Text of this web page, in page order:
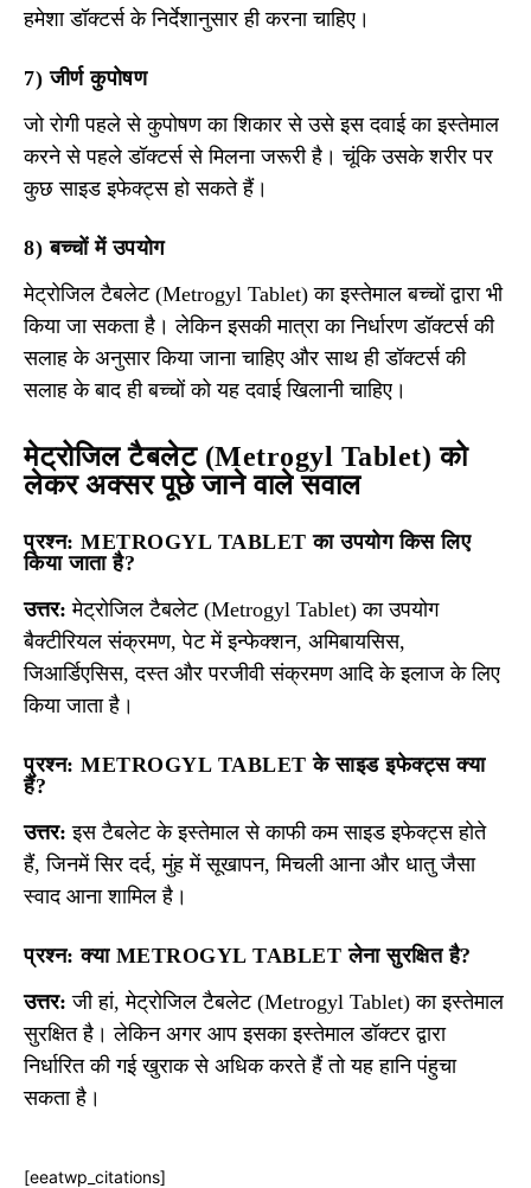
हमेशा डॉक्टर्स के निर्देशानुसार ही करना चाहिए।
7) जीर्ण कुपोषण
जो रोगी पहले से कुपोषण का शिकार से उसे इस दवाई का इस्तेमाल
करने से पहले डॉक्टर्स से मिलना जरूरी है। चूंकि उसके शरीर पर
कुछ साइड इफेक्ट्स हो सकते हैं।
8) बच्चों में उपयोग
मेट्रोजिल टैबलेट (Metrogyl Tablet) का इस्तेमाल बच्चों द्वारा भी
किया जा सकता है। लेकिन इसकी मात्रा का निर्धारण डॉक्टर्स की
सलाह के अनुसार किया जाना चाहिए और साथ ही डॉक्टर्स की
सलाह के बाद ही बच्चों को यह दवाई खिलानी चाहिए।
मेट्रोजिल टैबलेट (Metrogyl Tablet) को
लेकर अक्सर पूछे जाने वाले सवाल
प्रश्न: METROGYL TABLET का उपयोग किस लिए
किया जाता है?
उत्तर:मेट्रोजिल टैबलेट (Metrogyl Tablet) का उपयोग
बैक्टीरियल संक्रमण, पेट में इन्फेक्शन, अमिबायसिस,
जिआर्डिएसिस, दस्त और परजीवी संक्रमण आदि के इलाज के लिए
किया जाता है।
प्रश्न: METROGYL TABLET के साइड इफेक्ट्स क्या
हैं?
उत्तर: इस टैबलेट के इस्तेमाल से काफी कम साइड इफेक्ट्स होते
हैं, जिनमें सिर दर्द, मुंह में सूखापन, मिचली आना और धातु जैसा
स्वाद आना शामिल है।
प्रश्न: क्या METROGYL TABLET लेना सुरक्षित है?
उत्तर: जी हां, मेट्रोजिल टैबलेट (Metrogyl Tablet) का इस्तेमाल
सुरक्षित है। लेकिन अगर आप इसका इस्तेमाल डॉक्टर द्वारा
निर्धारित की गई खुराक से अधिक करते हैं तो यह हानि पंहुचा
सकता है।
[eeatwp_citations]